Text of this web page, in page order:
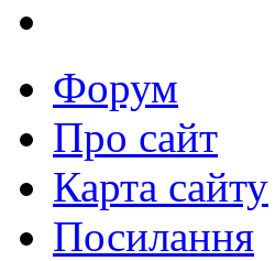
Форум
Про сайт
Карта сайту
Посилання